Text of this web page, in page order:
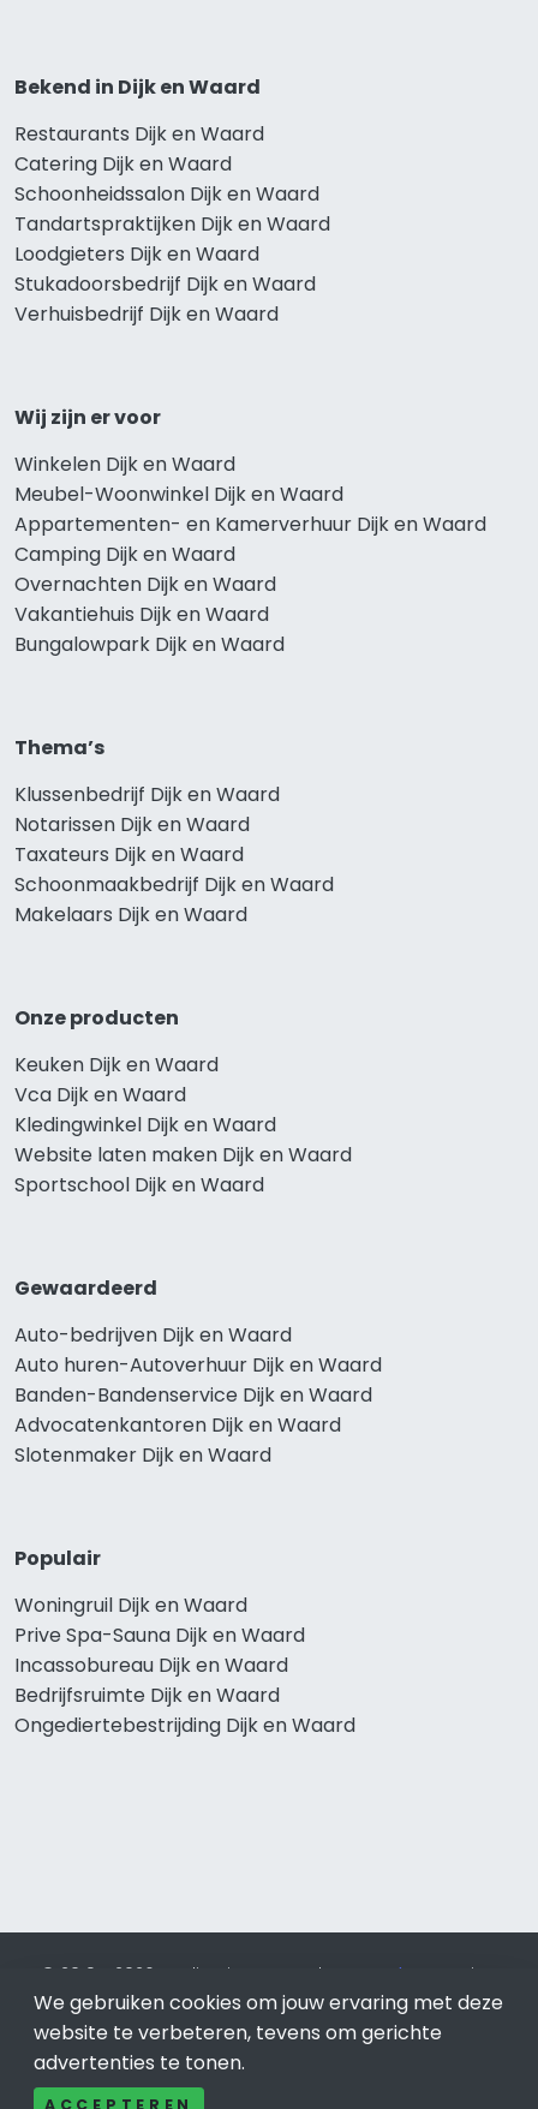
Bekend in Dijk en Waard
Restaurants Dijk en Waard
Catering Dijk en Waard
Schoonheidssalon Dijk en Waard
Tandartspraktijken Dijk en Waard
Loodgieters Dijk en Waard
Stukadoorsbedrijf Dijk en Waard
Verhuisbedrijf Dijk en Waard
Wij zijn er voor
Winkelen Dijk en Waard
Meubel-Woonwinkel Dijk en Waard
Appartementen- en Kamerverhuur Dijk en Waard
Camping Dijk en Waard
Overnachten Dijk en Waard
Vakantiehuis Dijk en Waard
Bungalowpark Dijk en Waard
Thema’s
Klussenbedrijf Dijk en Waard
Notarissen Dijk en Waard
Taxateurs Dijk en Waard
Schoonmaakbedrijf Dijk en Waard
Makelaars Dijk en Waard
Onze producten
Keuken Dijk en Waard
Vca Dijk en Waard
Kledingwinkel Dijk en Waard
Website laten maken Dijk en Waard
Sportschool Dijk en Waard
Gewaardeerd
Auto-bedrijven Dijk en Waard
Auto huren-Autoverhuur Dijk en Waard
Banden-Bandenservice Dijk en Waard
Advocatenkantoren Dijk en Waard
Slotenmaker Dijk en Waard
Populair
Woningruil Dijk en Waard
Prive Spa-Sauna Dijk en Waard
Incassobureau Dijk en Waard
Bedrijfsruimte Dijk en Waard
Ongediertebestrijding Dijk en Waard
© 2019 - 2026 Realisatie en SEO door SEO-bureau
Lion
Internet. Betaal alleen voor bewezen resultaten?SEO
optimalisatie No Cure No Pay.Dijk en Waardis onderdeel
van Lion Internet.
We gebruiken cookies om jouw ervaring met deze
website te verbeteren, tevens om gerichte
advertenties te tonen.
ACCEPTEREN